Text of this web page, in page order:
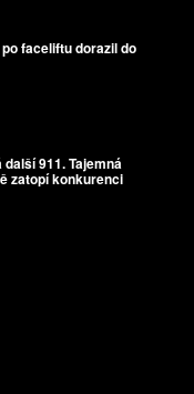
faceliftu dorazil do
911. Tajemná
zatopí konkurenci